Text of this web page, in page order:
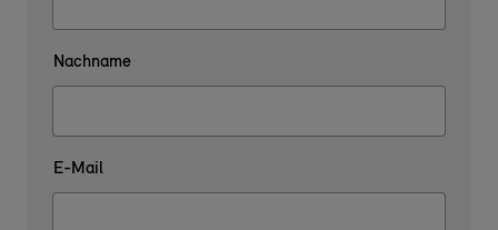
Nachname
E-Mail